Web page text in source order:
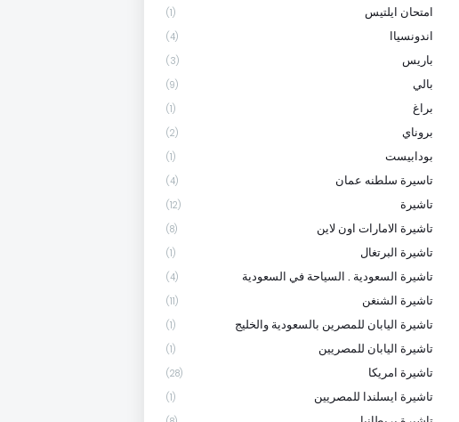
امتحان ايلتيس (1)
اندونسياا (4)
باريس (3)
بالي (9)
براغ (1)
بروناي (2)
بودابيست (1)
تاسيرة سلطنه عمان (4)
تاشيرة (12)
تاشيرة الامارات اون لاين (8)
تاشيرة البرتغال (1)
تاشيرة السعودية . السياحة في السعودية (4)
تاشيرة الشنغن (11)
تاشيرة اليابان للمصرين بالسعودية والخليج (1)
تاشيرة اليابان للمصريين (1)
تاشيرة امريكا (28)
تاشيرة ايسلندا للمصريين (1)